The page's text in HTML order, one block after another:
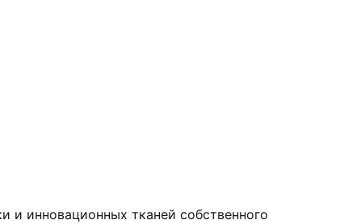
и инновационных тканей собственного